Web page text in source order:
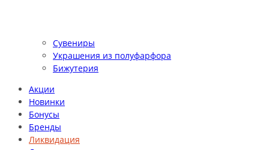
Сувениры
Украшения из полуфарфора
Бижутерия
Акции
Новинки
Бонусы
Бренды
Ликвидация